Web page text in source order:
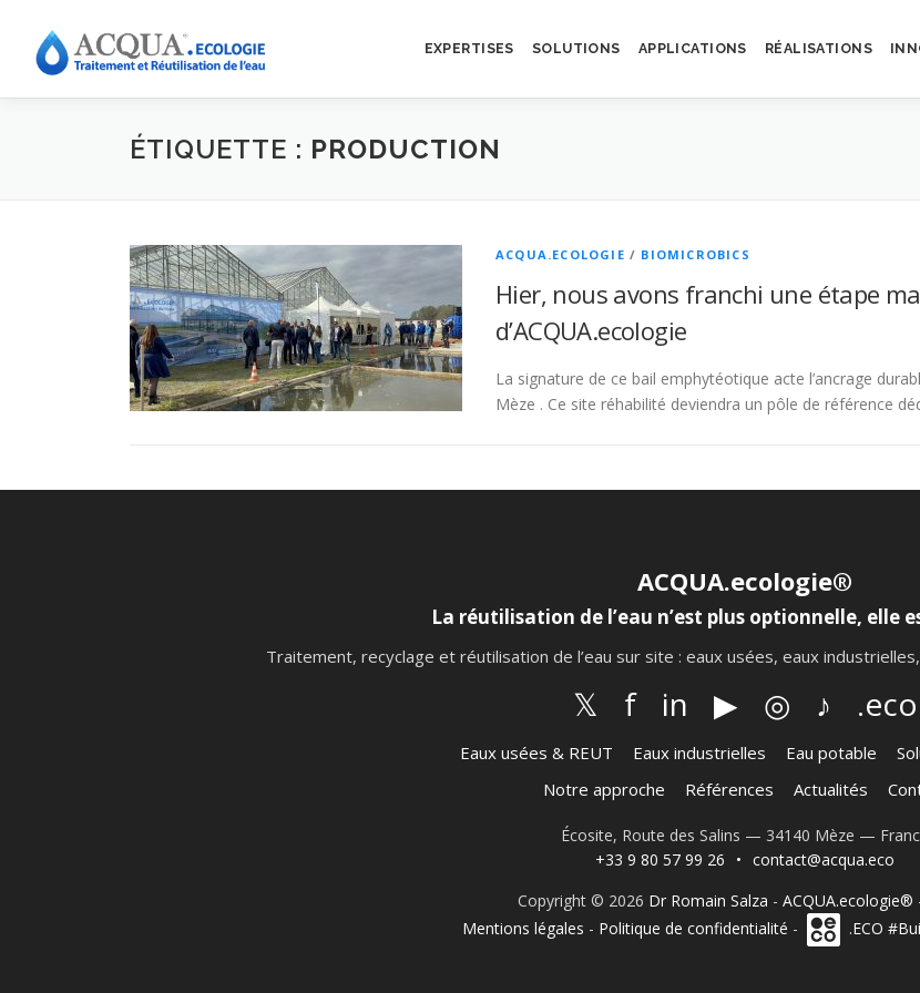
EXPERTISES SOLUTIONS APPLICATIONS RÉALISATIONS
ÉTIQUETTE : PRODUCTION
ACQUA.ECOLOGIE / BIOMICROBICS
Hier, nous avons franchi une étape
d’ACQUA.ecologie
La signature de ce bail emphytéotique acte l’ancrage
Mèze . Ce site réhabilité deviendra un pôle de référence
ACQUA.ecologie®
La réutilisation de l’eau n’est plus optionnelle, elle
Traitement, recyclage et réutilisation de l’eau sur site : eaux usées, eaux
𝕏 f in ▶ ◎ ♪ .eco
Eaux usées & REUT Eaux industrielles Eau potable
Notre approche
Références Actualités
Écosite, Route des Salins — 34140 Mèze —
+33 9 80 57 99 26
• contact@acqua.eco
Copyright © 2026 Dr Romain Salza - ACQUA.ecologie®
Mentions légales - Politique de confidentialité - .ECO